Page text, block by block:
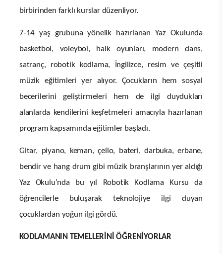
birbirinden farklı kurslar düzenliyor.
7-14 yaş grubuna yönelik hazırlanan Yaz Okulunda
basketbol, voleybol, halk oyunları, modern dans,
satranç, robotik kodlama, İngilizce, resim ve çeşitli
müzik eğitimleri yer alıyor. Çocukların hem sosyal
becerilerini geliştirmeleri hem de ilgi duydukları
alanlarda kendilerini keşfetmeleri amacıyla hazırlanan
program kapsamında eğitimler başladı.
Gitar, piyano, keman, çello, bateri, darbuka, erbane,
bendir ve hang drum gibi müzik branşlarının yer aldığı
Yaz Okulu’nda bu yıl Robotik Kodlama Kursu da
öğrencilerle buluşarak teknolojiye ilgi duyan
çocuklardan yoğun ilgi gördü.
KODLAMANIN TEMELLERİNİ ÖĞRENİYORLAR